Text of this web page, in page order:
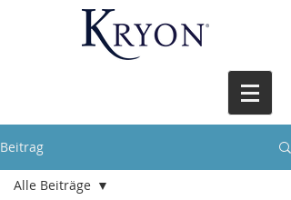
Beitrag
Alle Beiträge